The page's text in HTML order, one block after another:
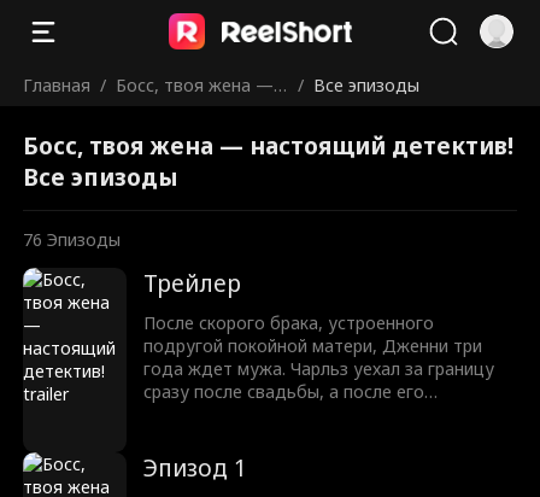
Главная / Босс, твоя жена — н / Все эпизоды
Босс, твоя жена — настоящий детектив!
Все эпизоды
76 Эпизоды
Трейлер
После скорого брака, устроенного
подругой покойной матери, Дженни три
года ждет мужа. Чарльз уехал за границу
сразу после свадьбы, а после его
подставляют, Чарльз встает на ее защиту,
но новые козни и тайны мешают им быть
Эпизод 1